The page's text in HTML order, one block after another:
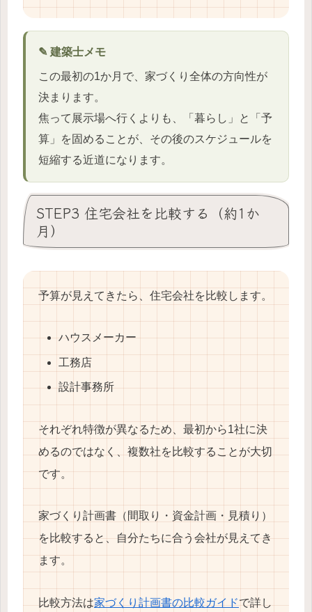
✎ 建築士メモ
この最初の1か月で、家づくり全体の方向性が
決まります。
焦って展示場へ行くよりも、「暮らし」と「予
算」を固めることが、その後のスケジュールを
短縮する近道になります。
STEP3 住宅会社を比較する（約1か
月）
予算が見えてきたら、住宅会社を比較します。
ハウスメーカー
工務店
設計事務所
それぞれ特徴が異なるため、最初から1社に決
めるのではなく、複数社を比較することが大切
です。
家づくり計画書（間取り・資金計画・見積り）
を比較すると、自分たちに合う会社が見えてき
ます。
比較方法は家づくり計画書の比較ガイドで詳し